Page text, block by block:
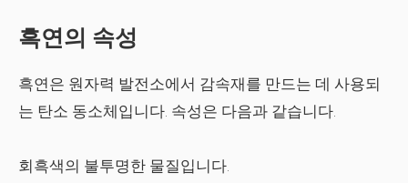
흑연의 속성
흑연은 원자력 발전소에서 감속재를 만드는 데 사용되
는 탄소 동소체입니다. 속성은 다음과 같습니다.
회흑색의 불투명한 물질입니다.